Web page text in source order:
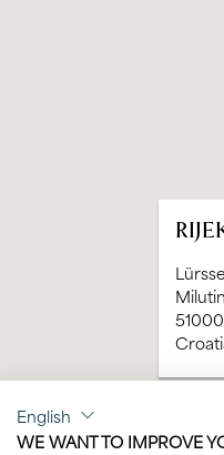
English
WE WANT TO IMPROVE